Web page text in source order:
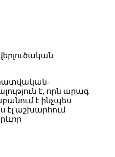
է, որն արագ
է ինչպես
էլ աշխարհում